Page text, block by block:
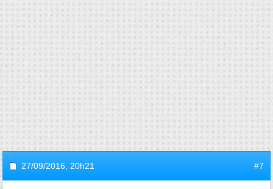
27/09/2016, 20h21 #7